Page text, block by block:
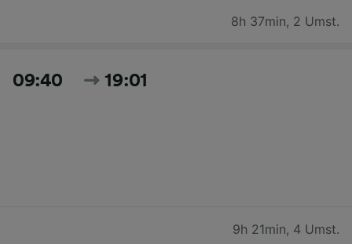
8h 37min, 2 Umst.
09:40 19:01
9h 21min, 4 Umst.